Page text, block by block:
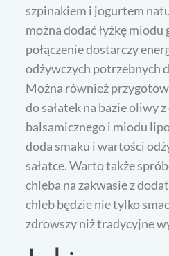
szpinakiem i jogurtem
można dodać łyżkę miodu
połączenie dostarczy
odżywczych potrzebnych
Można również
do sałatek na bazie oliwy
balsamicznego i miodu
doda smaku i wartości
sałatce. Warto także
chleba na zakwasie z
chleb będzie nie tylko
zdrowszy niż tradycyjne